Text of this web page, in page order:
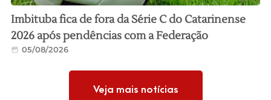
Imbituba fica de fora da Série C do Catarinense
2026 após pendências com a Federação
05/08/2026
Veja mais notícias